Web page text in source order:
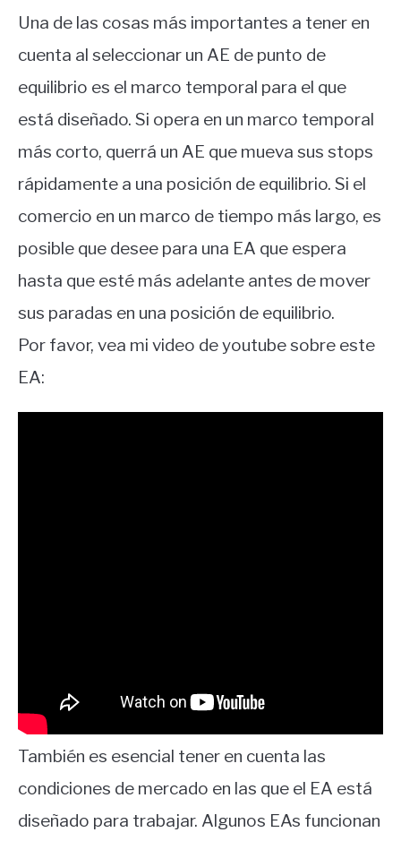
Una de las cosas más importantes a tener en
cuenta al seleccionar un AE de punto de
equilibrio es el marco temporal para el que
está diseñado. Si opera en un marco temporal
más corto, querrá un AE que mueva sus stops
rápidamente a una posición de equilibrio. Si el
comercio en un marco de tiempo más largo, es
posible que desee para una EA que espera
hasta que esté más adelante antes de mover
sus paradas en una posición de equilibrio.
Por favor, vea mi video de youtube sobre este
EA:
También es esencial tener en cuenta las
condiciones de mercado en las que el EA está
diseñado para trabajar. Algunos EAs funcionan